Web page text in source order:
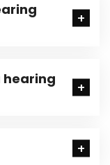
hearing